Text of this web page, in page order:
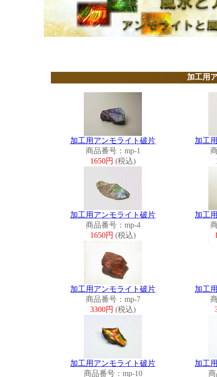
加工用
加工用アンモライト破片
商品番号：mp-1
1650円 (税込)
加工
加工用アンモライト破片
商品番号：mp-4
1650円 (税込)
加工
加工用アンモライト破片
商品番号：mp-7
3300円 (税込)
加工
加工用アンモライト破片
商品番号：mp-10
加工